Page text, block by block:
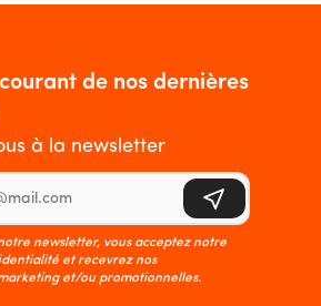
de nos dernières
à la newsletter
S'inscrire
newsletter, vous acceptez notre
et recevrez nos
et/ou promotionnelles.